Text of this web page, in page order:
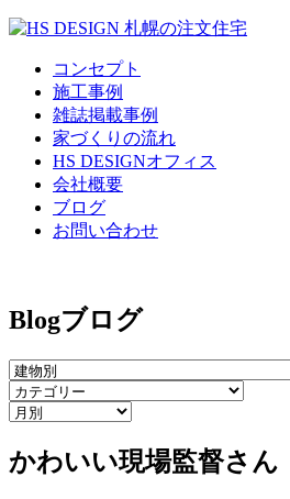
コンセプト
施工事例
雑誌掲載事例
家づくりの流れ
HS DESIGNオフィス
会社概要
ブログ
お問い合わせ
Blogブログ
かわいい現場監督さん